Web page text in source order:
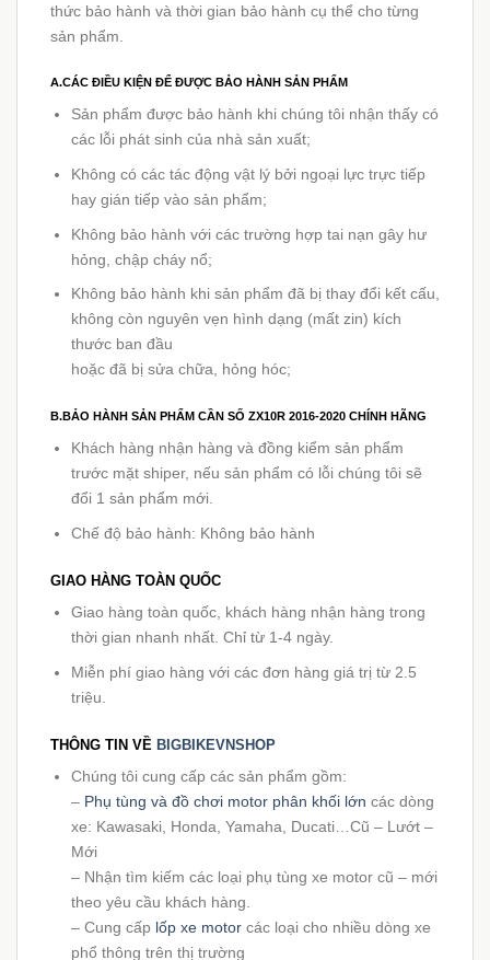
thức bảo hành và thời gian bảo hành cụ thể cho từng
sản phẩm.
A.CÁC ĐIỀU KIỆN ĐỂ ĐƯỢC BẢO HÀNH SẢN PHẨM
Sản phẩm được bảo hành khi chúng tôi nhận thấy có
các lỗi phát sinh của nhà sản xuất;
Không có các tác động vật lý bởi ngoại lực trực tiếp
hay gián tiếp vào sản phẩm;
Không bảo hành với các trường hợp tai nạn gây hư
hỏng, chập cháy nổ;
Không bảo hành khi sản phẩm đã bị thay đổi kết cấu,
không còn nguyên vẹn hình dạng (mất zin) kích
thước ban đầu
hoặc đã bị sửa chữa, hỏng hóc;
B.BẢO HÀNH SẢN PHẨM CẦN SỐ ZX10R 2016-2020 CHÍNH HÃNG
Khách hàng nhận hàng và đồng kiểm sản phẩm
trước mặt shiper, nếu sản phẩm có lỗi chúng tôi sẽ
đổi 1 sản phẩm mới.
Chế độ bảo hành: Không bảo hành
GIAO HÀNG TOÀN QUỐC
Giao hàng toàn quốc, khách hàng nhận hàng trong
thời gian nhanh nhất. Chỉ từ 1-4 ngày.
Miễn phí giao hàng với các đơn hàng giá trị từ 2.5
triệu.
THÔNG TIN VỀ BIGBIKEVNSHOP
Chúng tôi cung cấp các sản phẩm gồm:
– Phụ tùng và đồ chơi motor phân khối lớn các dòng
xe: Kawasaki, Honda, Yamaha, Ducati…Cũ – Lướt –
Mới
– Nhận tìm kiếm các loại phụ tùng xe motor cũ – mới
theo yêu cầu khách hàng.
– Cung cấp lốp xe motorcác loại cho nhiều dòng xe
phổ thông trên thị trường